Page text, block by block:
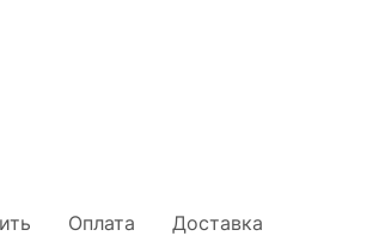
Оплата Доставка